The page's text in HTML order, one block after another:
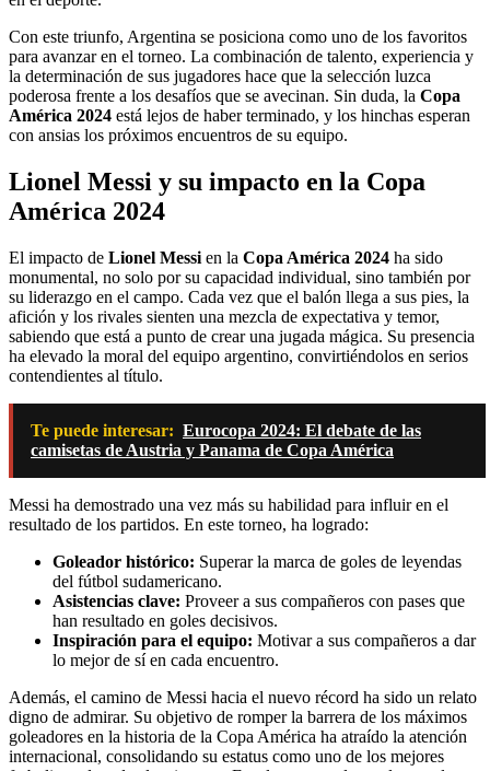
Con este triunfo, Argentina se posiciona como uno de los favoritos
para avanzar en el torneo. La combinación de talento, experiencia y
la determinación de sus jugadores hace que la selección luzca
poderosa frente a los desafíos que se avecinan. Sin duda, la Copa
América 2024 está lejos de haber terminado, y los hinchas esperan
con ansias los próximos encuentros de su equipo.
Lionel Messi y su impacto en la Copa
América 2024
El impacto de Lionel Messi en la Copa América 2024 ha sido
monumental, no solo por su capacidad individual, sino también por
su liderazgo en el campo. Cada vez que el balón llega a sus pies, la
afición y los rivales sienten una mezcla de expectativa y temor,
sabiendo que está a punto de crear una jugada mágica. Su presencia
ha elevado la moral del equipo argentino, convirtiéndolos en serios
contendientes al título.
Te puede interesar: Eurocopa 2024: El debate de las
camisetas de Austria y Panama de Copa América
Messi ha demostrado una vez más su habilidad para influir en el
resultado de los partidos. En este torneo, ha logrado:
Goleador histórico: Superar la marca de goles de leyendas
del fútbol sudamericano.
Asistencias clave: Proveer a sus compañeros con pases que
han resultado en goles decisivos.
Inspiración para el equipo: Motivar a sus compañeros a dar
lo mejor de sí en cada encuentro.
Además, el camino de Messi hacia el nuevo récord ha sido un relato
digno de admirar. Su objetivo de romper la barrera de los máximos
goleadores en la historia de la Copa América ha atraído la atención
internacional, consolidando su estatus como uno de los mejores